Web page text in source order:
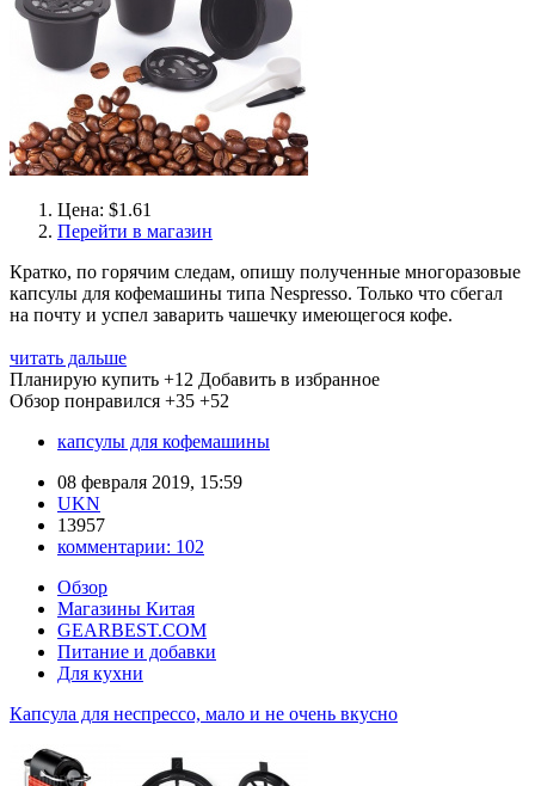
Цена: $1.61
Перейти в магазин
Кратко, по горячим следам, опишу полученные многоразовые
капсулы для кофемашины типа Nespresso. Только что сбегал
на почту и успел заварить чашечку имеющегося кофе.
читать дальше
Планирую купить +12 Добавить в избранное
Обзор понравился +35 +52
капсулы для кофемашины
08 февраля 2019, 15:59
UKN
13957
комментарии: 102
Обзор
Магазины Китая
GEARBEST.COM
Питание и добавки
Для кухни
Капсула для неспрессо, мало и не очень вкусно